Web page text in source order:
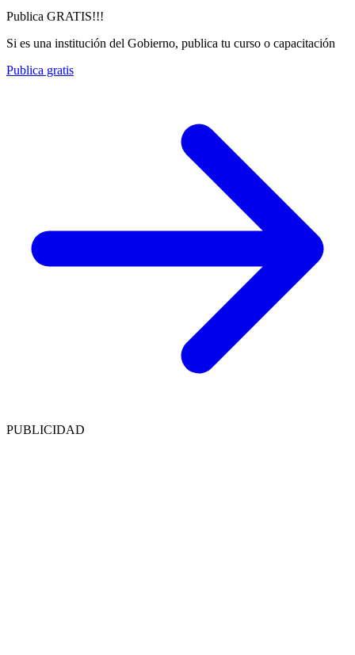
Publica GRATIS!!!
Si es una institución del Gobierno, publica tu curso o capacitación
Publica gratis
PUBLICIDAD